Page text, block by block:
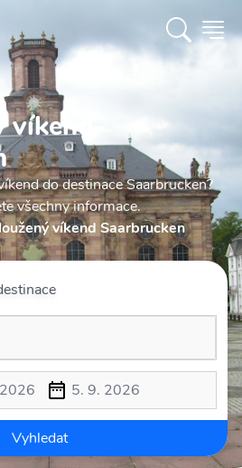
víkend
do destinace Saarbrucken?
všechny informace.
víkend Saarbrucken
5. 9. 2026
Vyhledat